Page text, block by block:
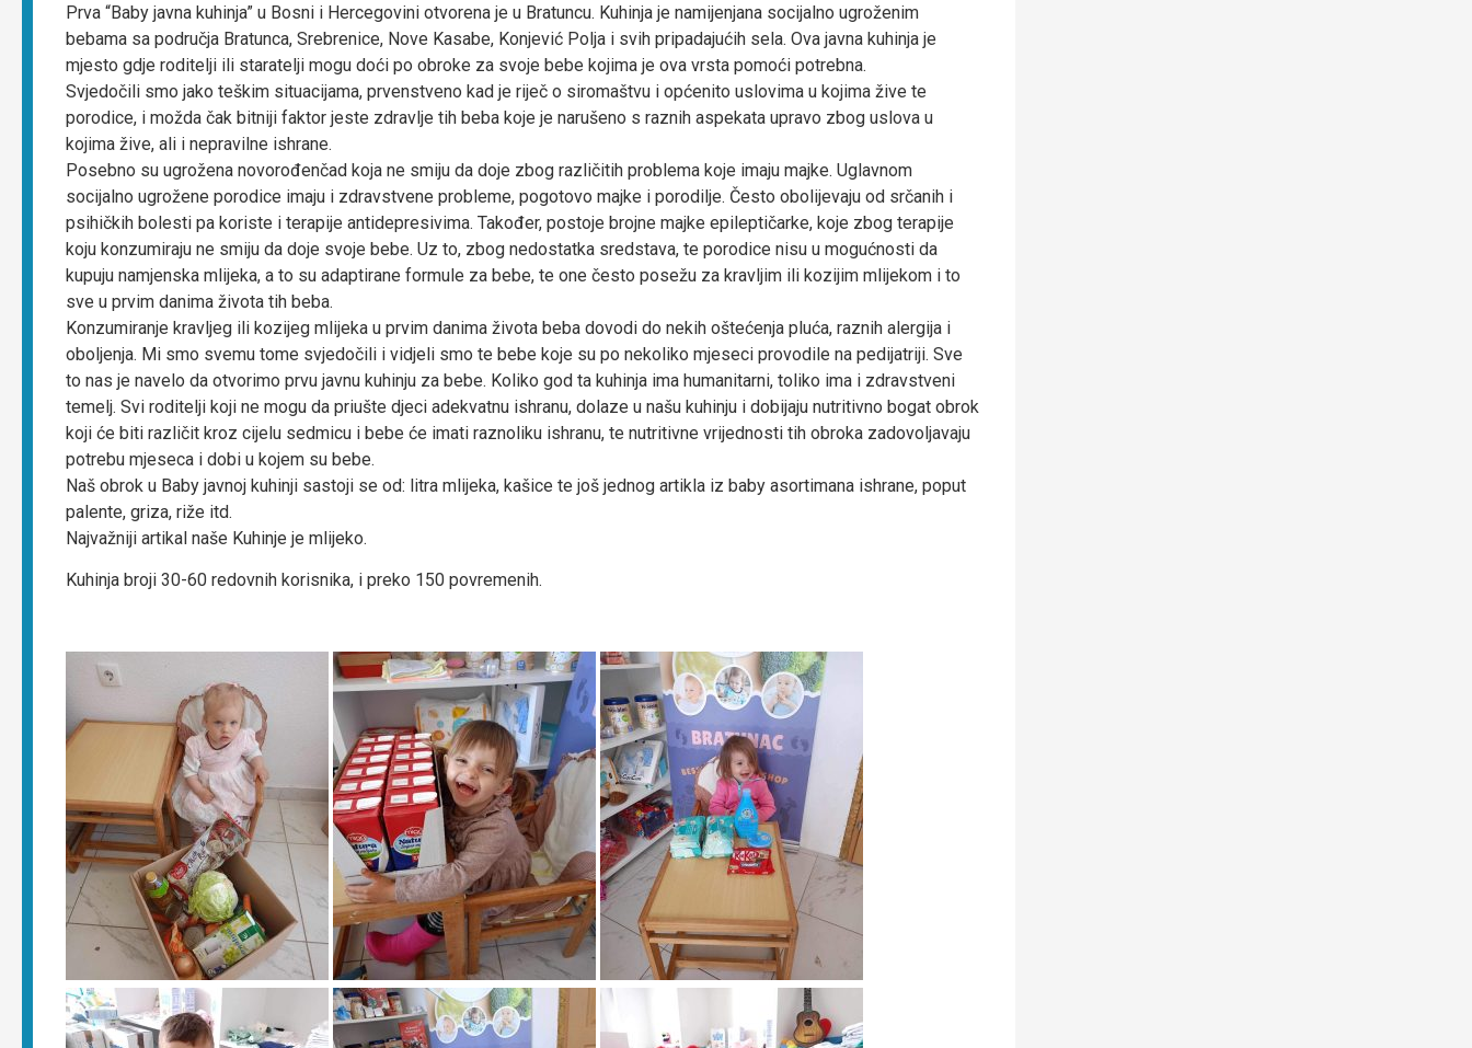
Prva “Baby javna kuhinja” u Bosni i Hercegovini otvorena je u Bratuncu. Kuhinja je namijenjana socijalno ugroženim
bebama sa područja Bratunca, Srebrenice, Nove Kasabe, Konjević Polja i svih pripadajućih sela. Ova javna kuhinja je
mjesto gdje roditelji ili staratelji mogu doći po obroke za svoje bebe kojima je ova vrsta pomoći potrebna.
Svjedočili smo jako teškim situacijama, prvenstveno kad je riječ o siromaštvu i općenito uslovima u kojima žive te
porodice, i možda čak bitniji faktor jeste zdravlje tih beba koje je narušeno s raznih aspekata upravo zbog uslova u
kojima žive, ali i nepravilne ishrane.
Posebno su ugrožena novorođenčad koja ne smiju da doje zbog različitih problema koje imaju majke. Uglavnom
socijalno ugrožene porodice imaju i zdravstvene probleme, pogotovo majke i porodilje. Često obolijevaju od srčanih i
psihičkih bolesti pa koriste i terapije antidepresivima. Također, postoje brojne majke epileptičarke, koje zbog terapije
koju konzumiraju ne smiju da doje svoje bebe. Uz to, zbog nedostatka sredstava, te porodice nisu u mogućnosti da
kupuju namjenska mlijeka, a to su adaptirane formule za bebe, te one često posežu za kravljim ili kozijim mlijekom i to
sve u prvim danima života tih beba.
Konzumiranje kravljeg ili kozijeg mlijeka u prvim danima života beba dovodi do nekih oštećenja pluća, raznih alergija i
oboljenja. Mi smo svemu tome svjedočili i vidjeli smo te bebe koje su po nekoliko mjeseci provodile na pedijatriji. Sve
to nas je navelo da otvorimo prvu javnu kuhinju za bebe. Koliko god ta kuhinja ima humanitarni, toliko ima i zdravstveni
temelj. Svi roditelji koji ne mogu da priušte djeci adekvatnu ishranu, dolaze u našu kuhinju i dobijaju nutritivno bogat obrok
koji će biti različit kroz cijelu sedmicu i bebe će imati raznoliku ishranu, te nutritivne vrijednosti tih obroka zadovoljavaju
potrebu mjeseca i dobi u kojem su bebe.
Naš obrok u Baby javnoj kuhinji sastoji se od: litra mlijeka, kašice te još jednog artikla iz baby asortimana ishrane, poput
palente, griza, riže itd.
Najvažniji artikal naše Kuhinje je mlijeko.
Kuhinja broji 30-60 redovnih korisnika, i preko 150 povremenih.